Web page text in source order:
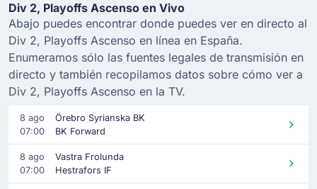
Div 2, Playoffs Ascenso en Vivo
Abajo puedes encontrar donde puedes ver en directo al
Div 2, Playoffs Ascenso en línea en España.
Enumeramos sólo las fuentes legales de transmisión en
directo y también recopilamos datos sobre cómo ver a
Div 2, Playoffs Ascenso en la TV.
8 ago
07:00
Örebro Syrianska BK
BK Forward
8 ago
07:00
Vastra Frolunda
Hestrafors IF